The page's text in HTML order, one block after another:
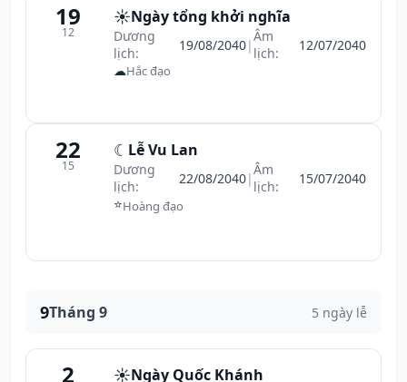
19
12
☀️Ngày tổng khởi nghĩa
Dương
lịch:
19/08/2040|Âm
lịch:
12/07/2040
☁Hắc đạo
22
15
☾ Lễ Vu Lan
Dương
lịch:
22/08/2040|Âm
lịch:
15/07/2040
⭐Hoàng đạo
9Tháng 9 5 ngày lễ
2 ☀️Ngày Quốc Khánh